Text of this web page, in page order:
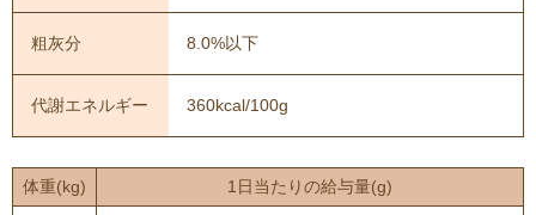
粗灰分 8.0%以下
代謝エネルギー 360kcal/100g
体重(kg)
1日当たりの給与量(g)